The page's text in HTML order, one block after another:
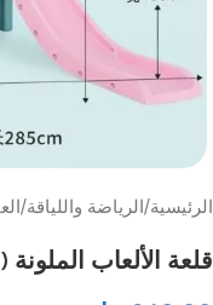
الرئيسية/الرياضة واللياقة/
قلعة الألعاب الملونة (Play Together)